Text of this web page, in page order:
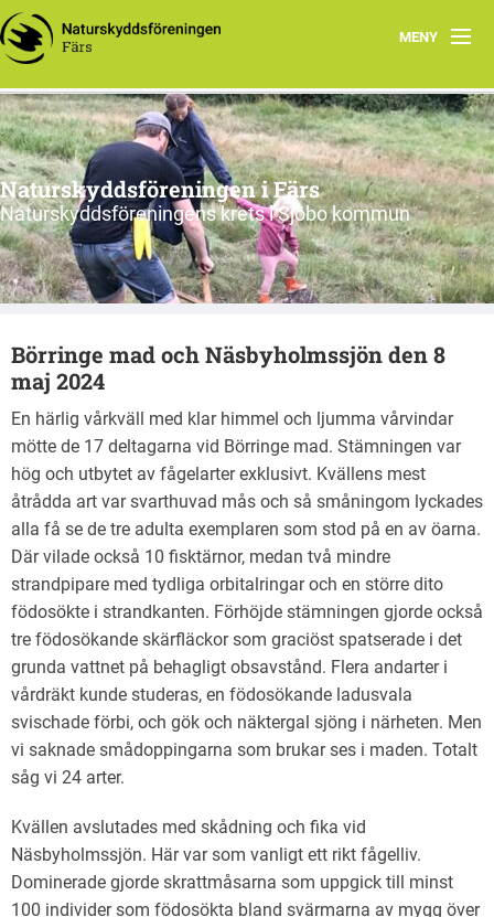
MENY
Hem
Nyfiken på vad vi gör?
Program 2026
Om oss
Remissvar
Skrivelser
Våra stadgar
Sjöbo Fågelklubb
Natursnokarna
Våra projekt
Aktuellt
Naturskyddsföreningen i Färs
Naturskyddsföreningens krets i Sjöbo kommun
Börringe mad och Näsbyholmssjön den 8
maj 2024
En härlig vårkväll med klar himmel och ljumma vårvindar
mötte de 17 deltagarna vid Börringe mad. Stämningen var
hög och utbytet av fågelarter exklusivt. Kvällens mest
åtrådda art var svarthuvad mås och så småningom lyckades
alla få se de tre adulta exemplaren som stod på en av öarna.
Där vilade också 10 fisktärnor, medan två mindre
strandpipare med tydliga orbitalringar och en större dito
födosökte i strandkanten. Förhöjde stämningen gjorde också
tre födosökande skärfläckor som graciöst spatserade i det
grunda vattnet på behagligt obsavstånd. Flera andarter i
vårdräkt kunde studeras, en födosökande ladusvala
svischade förbi, och gök och näktergal sjöng i närheten. Men
vi saknade smådoppingarna som brukar ses i maden. Totalt
såg vi 24 arter.
Kvällen avslutades med skådning och fika vid
Näsbyholmssjön. Här var som vanligt ett rikt fågelliv.
Dominerade gjorde skrattmåsarna som uppgick till minst
100 individer som födosökta bland svärmarna av mygg över